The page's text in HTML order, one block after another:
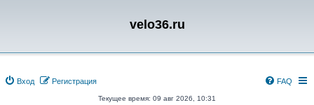
velo36.ru
Вход Регистрация FAQ
Текущее время: 09 авг 2026, 10:31